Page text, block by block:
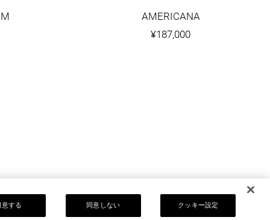
AMERICANA
¥187,000
クッキー設定
同意しない
意する